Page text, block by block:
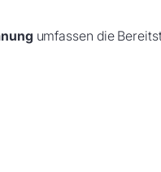
umfassen die